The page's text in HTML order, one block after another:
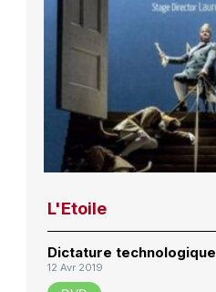
L'Etoile
Dictature technologique
12 Avr 2019